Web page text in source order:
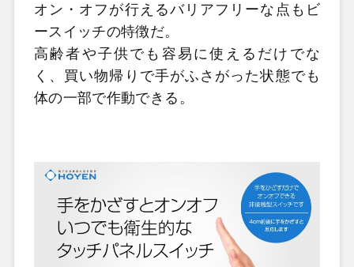
オン・オフが行えるバリアフリーな点もビ
ースイッチの特徴だ。
高齢者や子供でも容易に使えるだけでな
く、買い物帰りで手がふさがった状態でも
体の一部で作動できる。